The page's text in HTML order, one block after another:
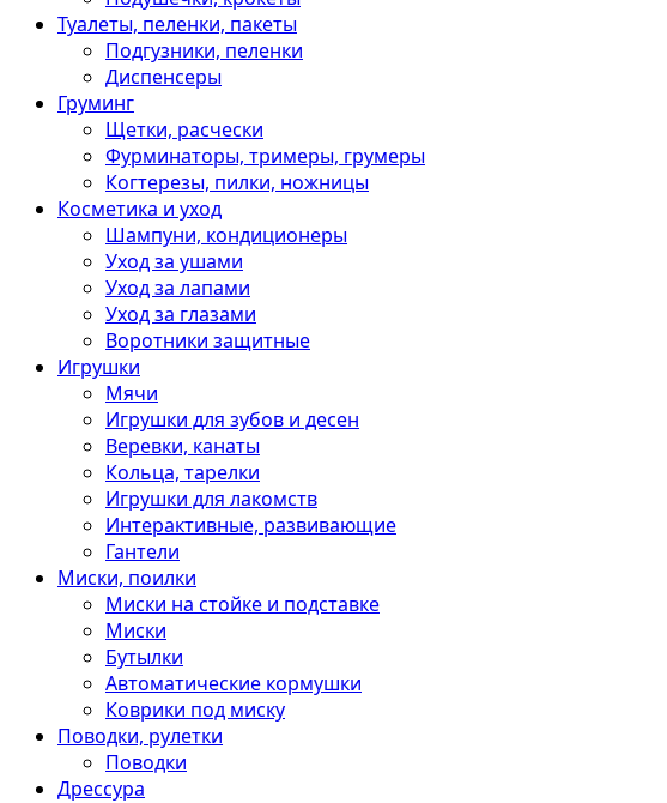
Туалеты, пеленки, пакеты
Подгузники, пеленки
Диспенсеры
Груминг
Щетки, расчески
Фурминаторы, тримеры, грумеры
Когтерезы, пилки, ножницы
Косметика и уход
Шампуни, кондиционеры
Уход за ушами
Уход за лапами
Уход за глазами
Воротники защитные
Игрушки
Мячи
Игрушки для зубов и десен
Веревки, канаты
Кольца, тарелки
Игрушки для лакомств
Интерактивные, развивающие
Гантели
Миски, поилки
Миски на стойке и подставке
Миски
Бутылки
Автоматические кормушки
Коврики под миску
Поводки, рулетки
Поводки
Дрессура